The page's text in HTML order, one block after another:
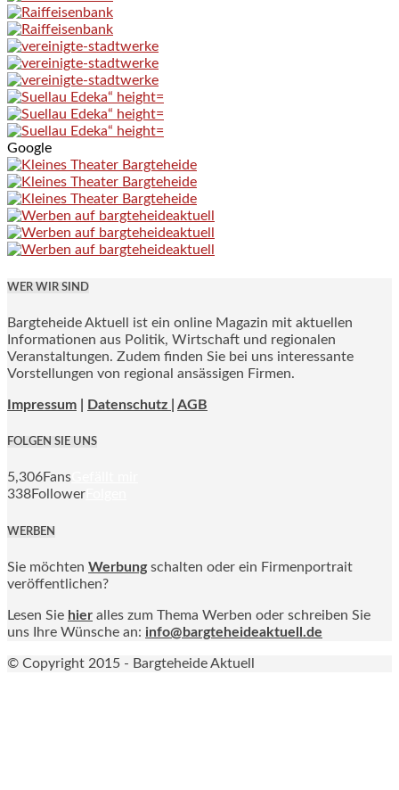
Google
WER WIR SIND
Bargteheide Aktuell ist ein online Magazin mit aktuellen
Informationen aus Politik, Wirtschaft und regionalen
Veranstaltungen. Zudem finden Sie bei uns interessante
Vorstellungen von regional ansässigen Firmen.
Impressum Datenschutz | AGB
FOLGEN SIE UNS
5,306Fans
338Follower
WERBEN
Sie möchten Werbung schalten oder ein Firmenportrait
veröffentlichen?
Lesen Sie hier alles zum Thema Werben oder schreiben Sie
uns Ihre Wünsche an: info@bargteheideaktuell.de
© Copyright 2015 - Bargteheide Aktuell